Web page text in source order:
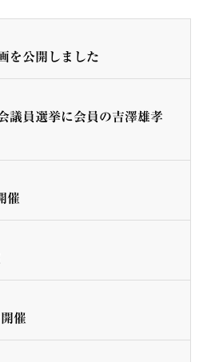
を公開しました
議員選挙に会員の吉澤雄孝
催
催